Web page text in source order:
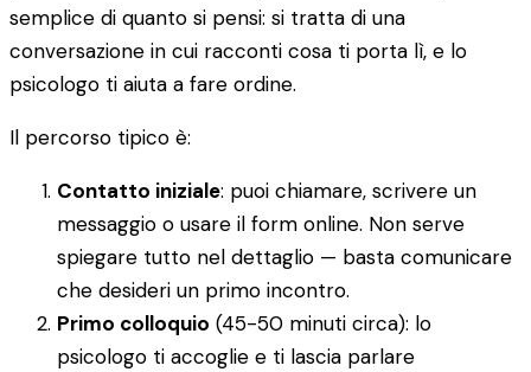
semplice di quanto si pensi: si tratta di una
conversazione in cui racconti cosa ti porta lì, e lo
psicologo ti aiuta a fare ordine.
Il percorso tipico è:
Contatto iniziale: puoi chiamare, scrivere un
messaggio o usare il form online. Non serve
spiegare tutto nel dettaglio — basta comunicare
che desideri un primo incontro.
Primo colloquio (45-50 minuti circa): lo
psicologo ti accoglie e ti lascia parlare